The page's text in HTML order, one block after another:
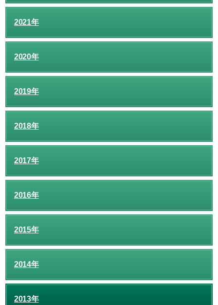
2021年
2020年
2019年
2018年
2017年
2016年
2015年
2014年
2013年